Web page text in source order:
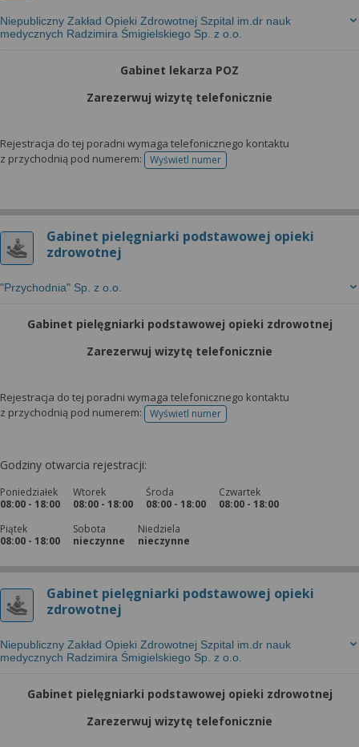
Niepubliczny Zakład Opieki Zdrowotnej Szpital im.dr nauk
medycznych Radzimira Śmigielskiego Sp. z o.o.
Gabinet lekarza POZ
Zarezerwuj wizytę telefonicznie
Rejestracja do tej poradni wymaga telefonicznego kontaktu
z przychodnią pod numerem:
Wyświetl numertelefonu do rejestracji
Gabinet pielęgniarki podstawowej opieki
zdrowotnej
"Przychodnia" Sp. z o.o.
Gabinet pielęgniarki podstawowej opieki zdrowotnej
Zarezerwuj wizytę telefonicznie
Rejestracja do tej poradni wymaga telefonicznego kontaktu
z przychodnią pod numerem:
Wyświetl numertelefonu do rejestracji
Godziny otwarcia rejestracji:
Poniedziałek
08:00 - 18:00
Wtorek
08:00 - 18:00
Środa
08:00 - 18:00
Czwartek
08:00 - 18:00
Piątek
08:00 - 18:00
Sobota
nieczynne
Niedziela
nieczynne
Gabinet pielęgniarki podstawowej opieki
zdrowotnej
Niepubliczny Zakład Opieki Zdrowotnej Szpital im.dr nauk
medycznych Radzimira Śmigielskiego Sp. z o.o.
Gabinet pielęgniarki podstawowej opieki zdrowotnej
Zarezerwuj wizytę telefonicznie